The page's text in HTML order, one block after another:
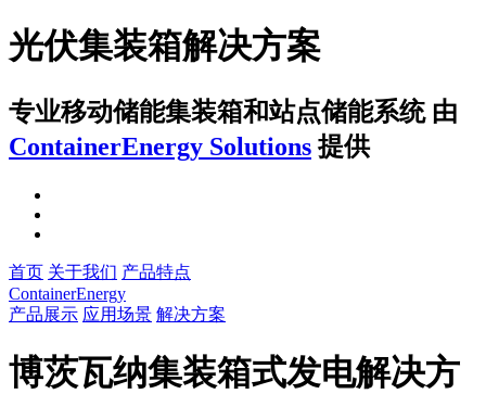
光伏集装箱解决方案
专业移动储能集装箱和站点储能系统 由
ContainerEnergy Solutions 提供
首页 关于我们 产品特点
ContainerEnergy
产品展示 应用场景 解决方案
博茨瓦纳集装箱式发电解决方